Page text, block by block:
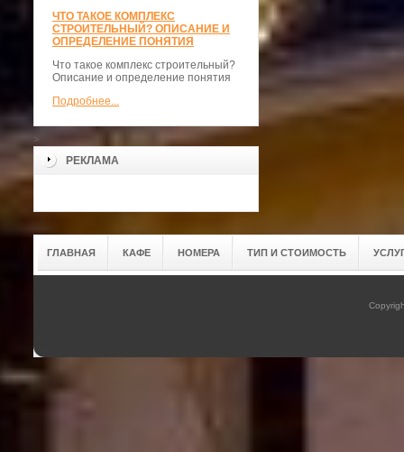
ЧТО ТАКОЕ КОМПЛЕКС
СТРОИТЕЛЬНЫЙ? ОПИСАНИЕ И
ОПРЕДЕЛЕНИЕ ПОНЯТИЯ
Что такое комплекс строительный?
Описание и определение понятия
Подробнее...
>
РЕКЛАМА
ГЛАВНАЯ КАФЕ НОМЕРА ТИП И СТОИМОСТЬ